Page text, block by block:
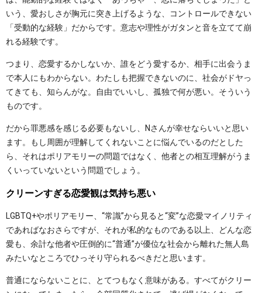
いう、愛おしさが胸元に突き上げるような、コントロールできない
「受動的な経験」だからです。意志や理性がガタンと音を立てて崩
れる経験です。
つまり、恋愛するかしないか、誰をどう愛するか、相手に出会うま
で本人にもわからない。わたしも把握できないのに、社会がドヤっ
てきても、知らんがな。自由でいいし、孤独で何が悪い。そういう
ものです。
だから罪悪感を感じる必要もないし、Nさんが幸せならいいと思い
ます。もし周囲が理解してくれないことに悩んでいるのだとした
ら、それはポリアモリーの問題ではなく、他者との相互理解がうま
くいっていないという問題でしょう。
クリーンすぎる恋愛観は気持ち悪い
LGBTQ+やポリアモリー、“常識”から見ると“変”な恋愛マイノリティ
であればなおさらですが、それが私的なものである以上、どんな恋
愛も、余計な他者や圧倒的に“普通”が優位な社会から離れた無人島
みたいなところでひっそり守られるべきだと思います。
普通にならないことに、とてつもなく意味がある。すべてがクリー